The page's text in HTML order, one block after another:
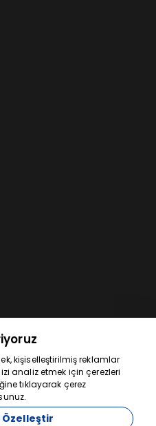
Abone Ol
kişiselleştirilmiş reklamlar
analiz etmek için çerezleri
tıklayarak çerez